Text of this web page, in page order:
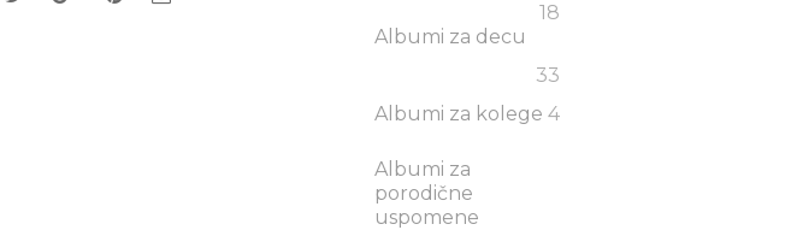
18
Albumi za decu
33
Albumi za kolege 4
Albumi za
porodične
uspomene